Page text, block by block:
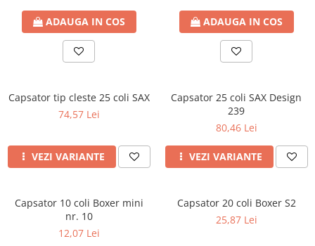
ADAUGA IN COS ADAUGA IN COS
Capsator tip cleste 25 coli SAX
74,57 Lei
VEZI VARIANTE
Capsator 25 coli SAX Design
239
80,46 Lei
VEZI VARIANTE
Capsator 10 coli Boxer mini
nr. 10
12,07 Lei
Capsator 20 coli Boxer S2
25,87 Lei